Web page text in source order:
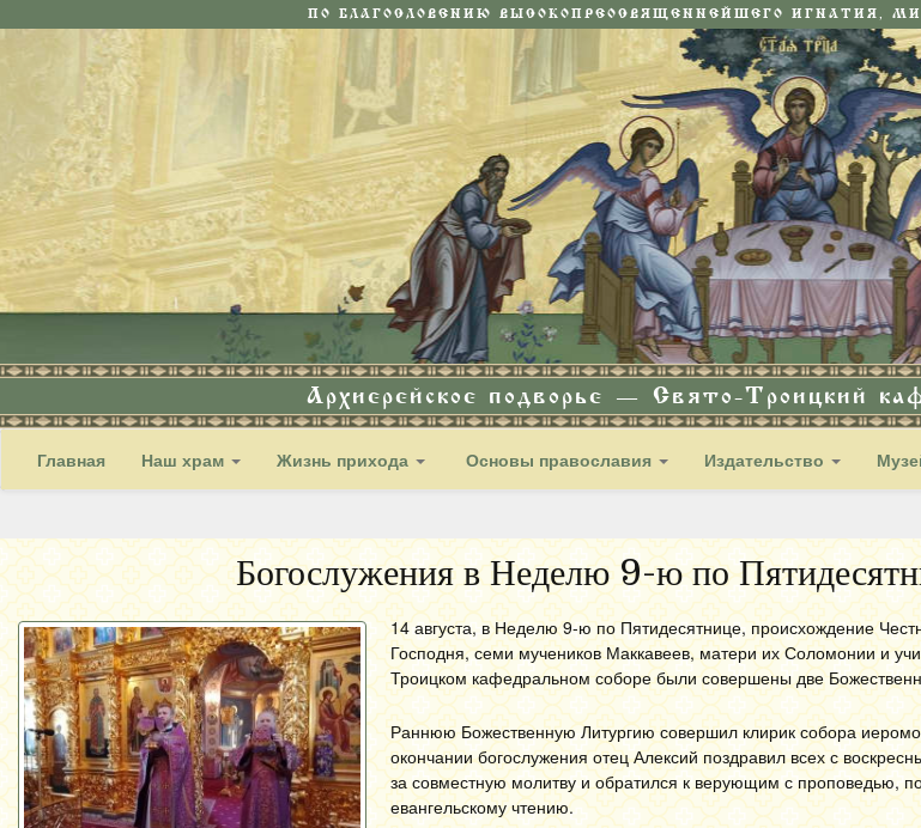
ПО БЛАГОСЛОВЕНИЮ ВЫСОКОПРЕОСВЯЩЕННЕЙШЕГО ИГНАТИЯ,
Архиерейское подворье — Свято-Троицкий
Главная Наш храм Жизнь прихода Основы православия Издательство
Богослужения в Неделю 9-ю по
14 августа, в Неделю 9-ю по Пятидесятнице, происхождение
Господня, семи мучеников Маккавеев, матери их Соломонии и
Троицком кафедральном соборе были совершены две
Раннюю Божественную Литургию совершил клирик собора
окончании богослужения отец Алексий поздравил всех с
за совместную молитву и обратился к верующим с проповедью,
евангельскому чтению.